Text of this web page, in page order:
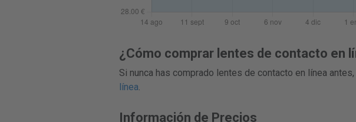
¿Cómo comprar lentes de contacto en
Si nunca has comprado lentes de contacto en línea
línea.
Información de Precios